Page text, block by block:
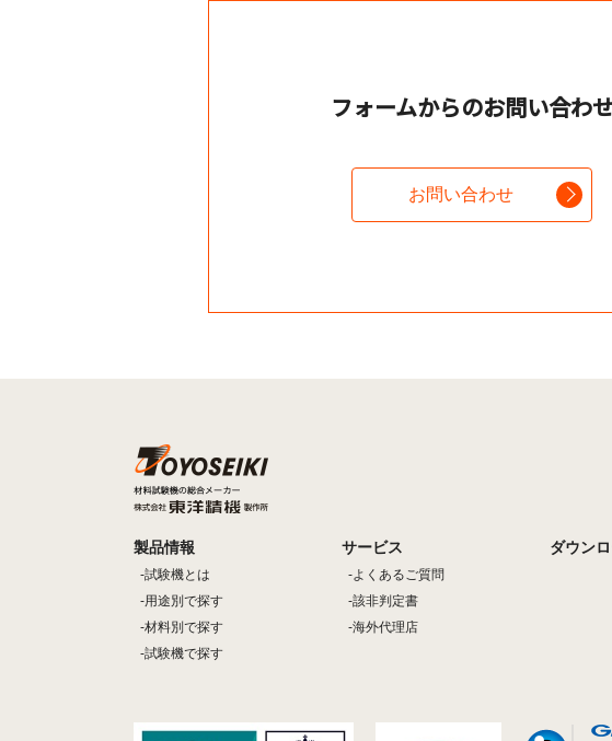
フォームからのお問い合わ
お問い合わせ
製品情報
試験機とは
用途別で探す
材料別で探す
試験機で探す
サービス
よくあるご質問
該非判定書
海外代理店
ダウン